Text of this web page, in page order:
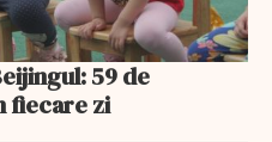
59 de
fiecare zi